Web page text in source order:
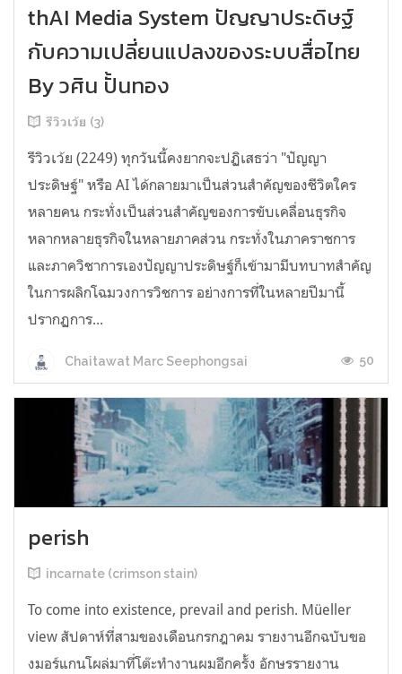
thAI Media System ปัญญาประดิษฐ์
กับความเปลี่ยนแปลงของระบบสื่อไทย
By วศิน ปั้นทอง
รีวิวเว้ย (3)
รีวิวเว้ย (2249) ทุกวันนี้คงยากจะปฏิเสธว่า "ปัญญา
ประดิษฐ์" หรือ AI ได้กลายมาเป็นส่วนสำคัญของชีวิตใคร
หลายคน กระทั่งเป็นส่วนสำคัญของการขับเคลื่อนธุรกิจ
หลากหลายธุรกิจในหลายภาคส่วน กระทั่งในภาคราชการ
และภาควิชาการเองปัญญาประดิษฐ์ก็เข้ามามีบทบาทสำคัญ
ในการผลิกโฉมวงการวิชการ อย่างการที่ในหลายปีมานี้
ปรากฏการ...
Chaitawat Marc Seephongsai 50
perish
incarnate (crimson stain)
To come into existence, prevail and perish. Müeller
view สัปดาห์ที่สามของเดือนกรกฎาคม รายงานอีกฉบับขอ
งมอร์แกนโผล่มาที่โต๊ะทำงานผมอีกครั้ง อักษรรายงาน